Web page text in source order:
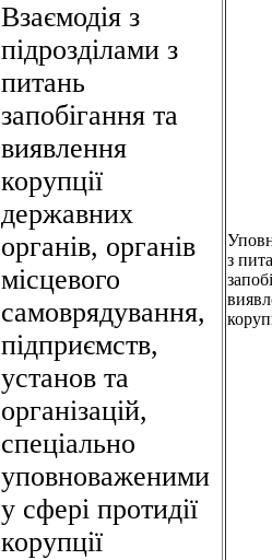
Взаємодія з
підрозділами з
питань
запобігання та
виявлення
корупції
державних
органів, органів
місцевого
самоврядування,
підприємств,
установ та
організацій,
спеціально
уповноваженими
у сфері протидії
корупції
з